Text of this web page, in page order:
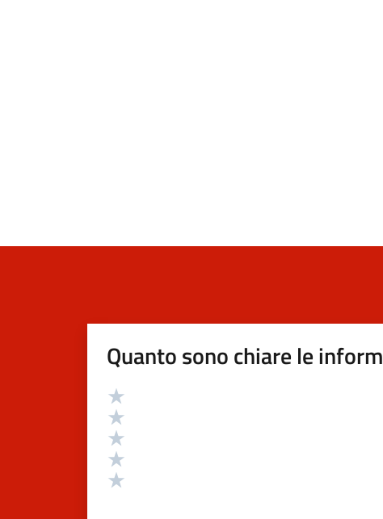
Quanto sono chiare le
Valutazione